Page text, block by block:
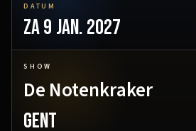
DATUM
za 9 jan. 2027
SHOW
De Notenkraker
Gent